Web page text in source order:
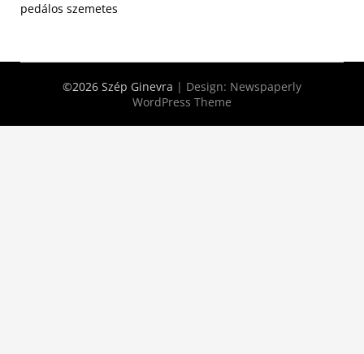
pedálos szemetes
©2026 Szép Ginevra | Design: Newspaperly
WordPress Theme